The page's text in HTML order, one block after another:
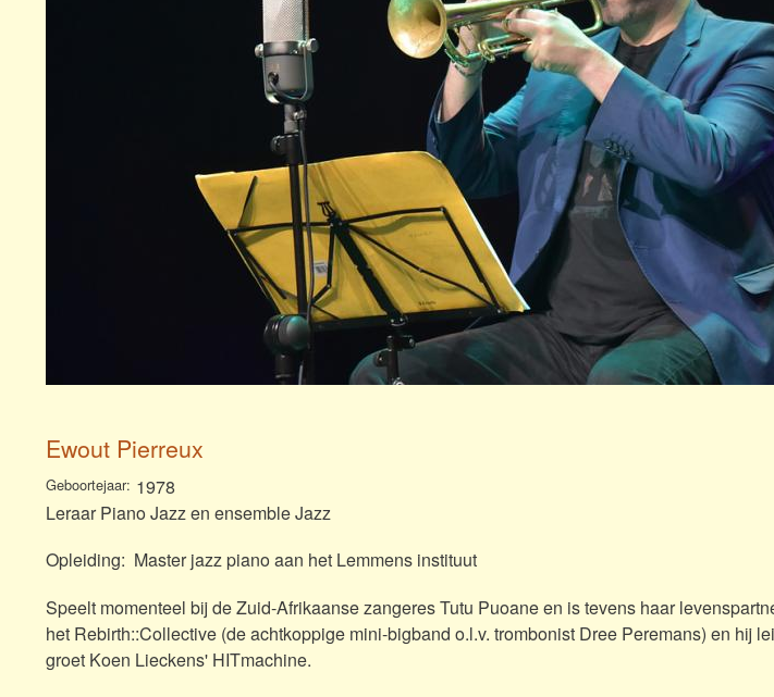
Ewout Pierreux
Geboortejaar 1978
Leraar Piano Jazz en ensemble Jazz
Opleiding: Master jazz piano aan het Lemmens instituut
Speelt momenteel bij de Zuid-Afrikaanse zangeres Tutu Puoane en is tevens haar
het Rebirth::Collective (de achtkoppige mini-bigband o.l.v. trombonist Dree Peremans) en hij
groet Koen Lieckens' HITmachine.